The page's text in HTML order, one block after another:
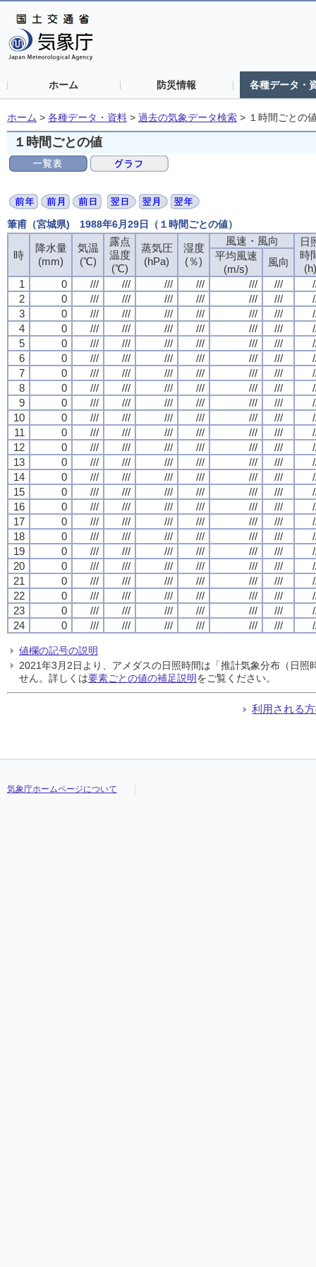
ホーム 防災情報 各種データ・
ホーム > 各種データ・資料 > 過去の気象データ検索 > １時間ごとの
１時間ごとの値
筆甫（宮城県) 1988年6月29日（１時間ごとの値）
時
降水量
(mm)
気温
(℃)
露点
温度
(℃)
蒸気圧
(hPa)
湿度
(％)
風速・風向
日
時
(h)
平均風速
(m/s)
風向
1
0 /// /// /// /// /// ///
2
0 /// /// /// /// /// ///
3
0 /// /// /// /// /// ///
4
0 /// /// /// /// /// ///
5
0 /// /// /// /// /// ///
6
0 /// /// /// /// /// ///
7
0 /// /// /// /// /// ///
8
0 /// /// /// /// /// ///
9
0 /// /// /// /// /// ///
10
0 /// /// /// /// /// ///
11
0 /// /// /// /// /// ///
12
0 /// /// /// /// /// ///
13
0 /// /// /// /// /// ///
14
0 /// /// /// /// /// ///
15
0 /// /// /// /// /// ///
16
0 /// /// /// /// /// ///
17
0 /// /// /// /// /// ///
18
0 /// /// /// /// /// ///
19
0 /// /// /// /// /// ///
20
0 /// /// /// /// /// ///
21
0 /// /// /// /// /// ///
22
0 /// /// /// /// /// ///
23
0 /// /// /// /// /// ///
24
0 /// /// /// /// /// ///
値欄の記号の説明
2021年3月2日より、アメダスの日照時間は「推計気象分布（日
せん。詳しくは要素ごとの値の補足説明をご覧ください。
利用される
気象庁ホームページについて